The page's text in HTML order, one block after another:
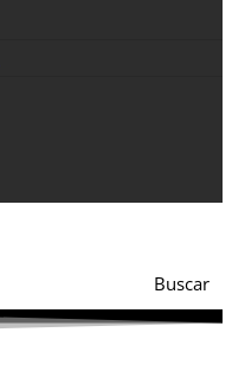
Buscar